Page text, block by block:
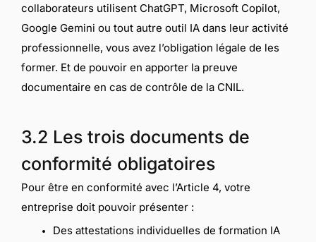
collaborateurs utilisent ChatGPT, Microsoft Copilot,
Google Gemini ou tout autre outil IA dans leur activité
professionnelle, vous avez l’obligation légale de les
former. Et de pouvoir en apporter la preuve
documentaire en cas de contrôle de la CNIL.
3.2 Les trois documents de
conformité obligatoires
Pour être en conformité avec l’Article 4, votre
entreprise doit pouvoir présenter :
Des attestations individuelles de formation IA